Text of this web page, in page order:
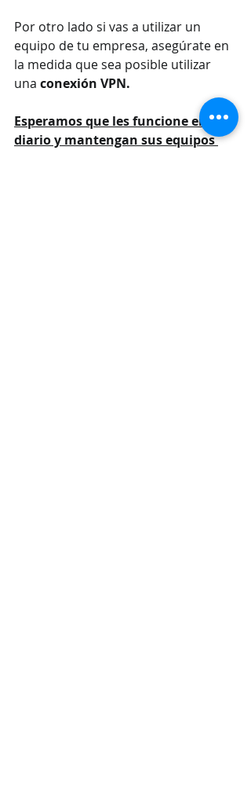
Por otro lado si vas a utilizar un
equipo de tu empresa, asegúrate en
la medida que sea posible utilizar
una conexión VPN.
Esperamos que les funcione en su
diario y mantengan sus equipos